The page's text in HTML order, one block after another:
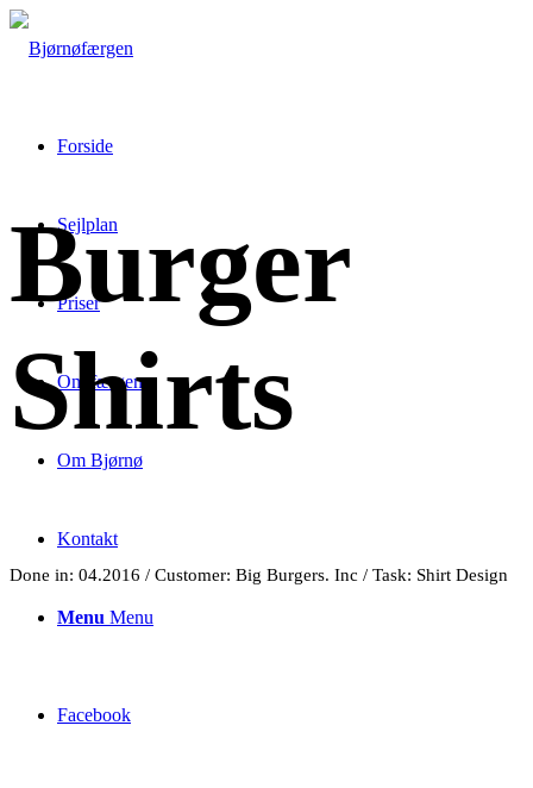
Forside
Sejlplan
Priser
Om færgen
Om Bjørnø
Kontakt
Menu Menu
Facebook
Burger
Shirts
Done in: 04.2016 / Customer: Big Burgers. Inc / Task: Shirt Design